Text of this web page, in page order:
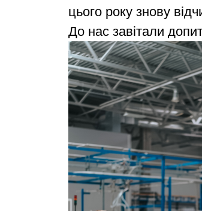
цього року знову
До нас завітали